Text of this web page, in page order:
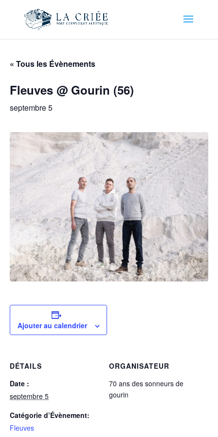
« Tous les Évènements
Fleuves @ Gourin (56)
septembre 5
Ajouter au calendrier
DÉTAILS
Date :
septembre 5
Catégorie d’Évènement:
Fleuves
ORGANISATEUR
70 ans des sonneurs de
gourin